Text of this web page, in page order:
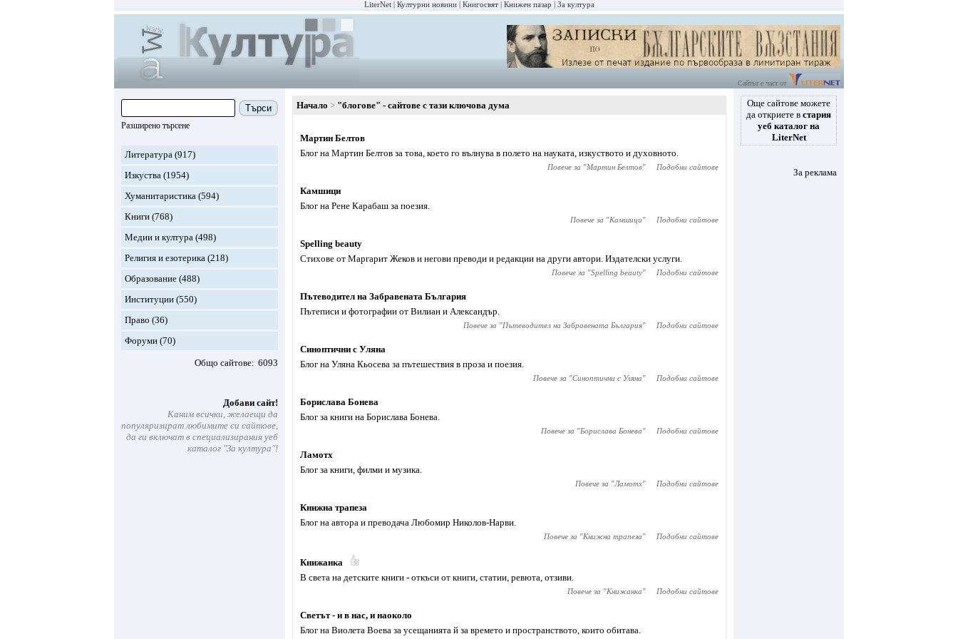
LiterNet Културни новини Книгосвят Книжен пазар За култура
Сайтът е част от
Търси
Разширено търсене
Литература (917)
Изкуства (1954)
Хуманитаристика (594)
Книги (768)
Медии и култура (498)
Религия и езотерика (218)
Образование (488)
Институции (550)
Право (36)
Форуми (70)
Общо сайтове 6093
Добави сайт!
Каним всички, желаещи да
популяризират любимите си сайтове,
да ги включат в специализирания уеб
каталог "За култура"!
Начало "блогове" - сайтове с тази ключова дума
Мартин Белтов
Блог на Мартин Белтов за това, което го вълнува в полето на науката, изкуството и духовното.
Повече за "Мартин Белтов" Подобни сайтове
Камшици
Блог на Рене Карабаш за поезия.
Повече за "Камшици" Подобни сайтове
Spelling beauty
Стихове от Маргарит Жеков и негови преводи и редакции на други автори. Издателски услуги.
Повече за "Spelling beauty" Подобни сайтове
Пътеводител на Забравената България
Пътеписи и фотографии от Вилиан и Александър.
Повече за "Пътеводител на Забравената България" Подобни сайтове
Синоптични с Уляна
Блог на Уляна Кьосева за пътешествия в проза и поезия.
Повече за "Синоптични с Уляна" Подобни сайтове
Борислава Бонева
Блог за книги на Борислава Бонева.
Повече за "Борислава Бонева" Подобни сайтове
Ламотх
Блог за книги, филми и музика.
Повече за "Ламотх" Подобни сайтове
Книжна трапеза
Блог на автора и преводача Любомир Николов-Нарви.
Повече за "Книжна трапеза" Подобни сайтове
Книжанка
В света на детските книги - откъси от книги, статии, ревюта, отзиви.
Повече за "Книжанка" Подобни сайтове
Светът - и в нас, и наоколо
Блог на Виолета Воева за усещанията й за времето и пространството, които обитава.
Още сайтове можете
да откриете в стария
уеб каталог на
LiterNet
За реклама